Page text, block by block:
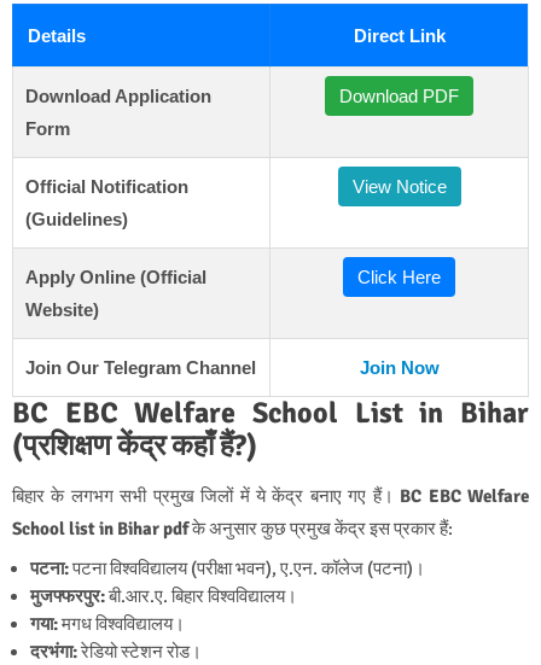
Details Direct Link
Download Application
Form
Download PDF
Official Notification
(Guidelines)
View Notice
Apply Online (Official
Website)
Click Here
Join Our Telegram Channel Join Now
BC EBC Welfare School List in Bihar
(प्रशिक्षण केंद्र कहाँ हैं?)
बिहार के लगभग सभी प्रमुख जिलों में ये केंद्र बनाए गए हैं। BC EBC Welfare
School list in Bihar pdfके अनुसार कुछ प्रमुख केंद्र इस प्रकार हैं:
पटना:पटना विश्वविद्यालय (परीक्षा भवन), ए.एन. कॉलेज (पटना)।
मुजफ्फरपुर:बी.आर.ए. बिहार विश्वविद्यालय।
गया:मगध विश्वविद्यालय।
दरभंगा:रेडियो स्टेशन रोड।